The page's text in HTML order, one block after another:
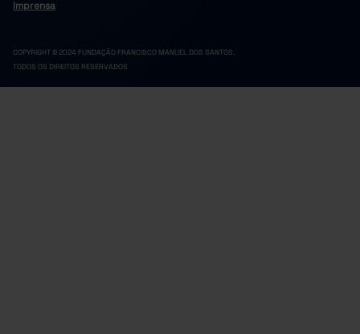
Imprensa
COPYRIGHT © 2024 FUNDAÇÃO FRANCISCO MANUEL DOS SANTOS.
TODOS OS DIREITOS RESERVADOS